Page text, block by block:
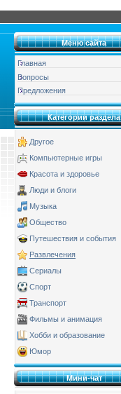
Меню сайта
Главная
Вопросы
Предложения
Категории раздела
Другое
Компьютерные игры
Красота и здоровье
Люди и блоги
Музыка
Общество
Путешествия и события
Развлечения
Сериалы
Спорт
Транспорт
Фильмы и анимация
Хобби и образование
Юмор
Мини-чат